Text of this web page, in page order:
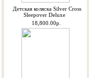
Детская коляска Silver Cross
Sleepover Deluxe
18,800.00р.